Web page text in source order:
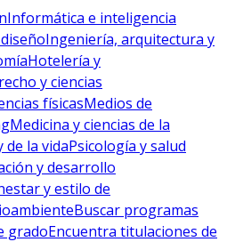
Informática e inteligencia
Ingeniería, arquitectura y
Hotelería y
y ciencias
físicasMedios de
Medicina y ciencias de la
de la vidaPsicología y salud
y desarrollo
y estilo de
Buscar programas
gradoEncuentra titulaciones de